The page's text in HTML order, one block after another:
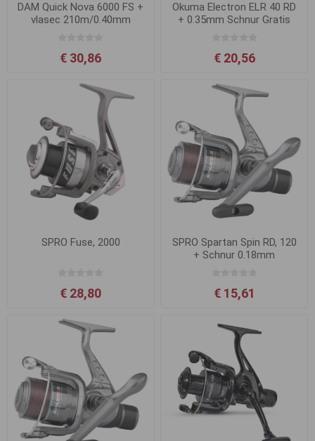
DAM Quick Nova 6000 FS +
vlasec 210m/0.40mm
€ 30,86
Okuma Electron ELR 40 RD
+ 0.35mm Schnur Gratis
€ 20,56
SPRO Fuse, 2000
€ 28,80
SPRO Spartan Spin RD, 120
+ Schnur 0.18mm
€ 15,61